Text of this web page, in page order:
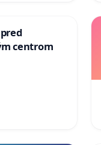
centrom